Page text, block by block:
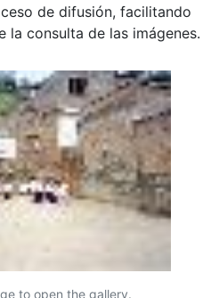
de difusión, facilitando
la consulta de las imágenes.
to open the gallery.